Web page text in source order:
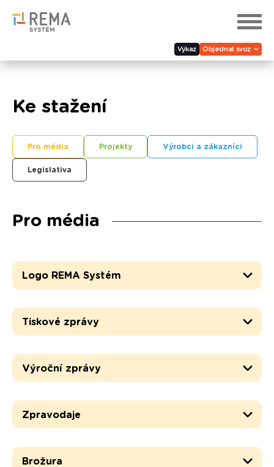
Výkaz Objednat svoz
Ke stažení
Pro média Projekty Výrobci a zákazníci
Legislativa
Pro média
Logo REMA Systém
Tiskové zprávy
Výroční zprávy
Zpravodaje
Brožura